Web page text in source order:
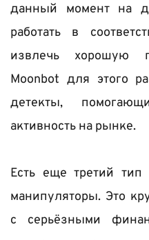
данный момент на
работать в
извлечь хорошую
Moonbot для этого
детекты,
активность на рынке.
Есть еще третий
манипуляторы. Это
с серьёзными